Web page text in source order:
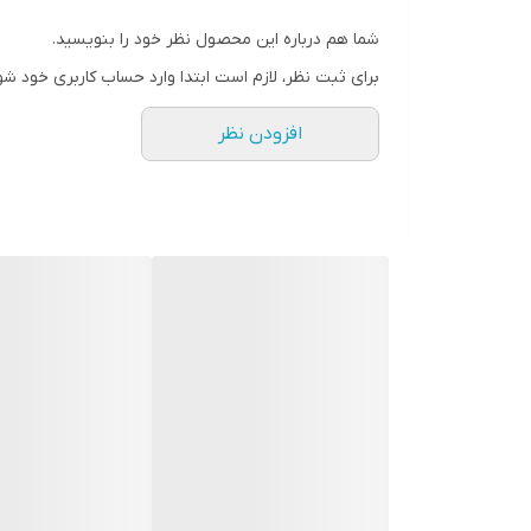
شما هم درباره این محصول نظر خود را بنویسید.
برای ثبت نظر، لازم است ابتدا وارد حساب کاربری خود
افزودن نظر